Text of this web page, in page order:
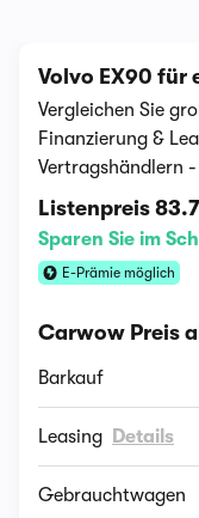
Volvo EX90 für
Vergleichen Sie
Finanzierung &
Vertragshändlern
Listenpreis
Sparen Sie im
E-Prämie möglich
Carwow Preis
Barkauf
Leasing Details
Gebrauchtwagen